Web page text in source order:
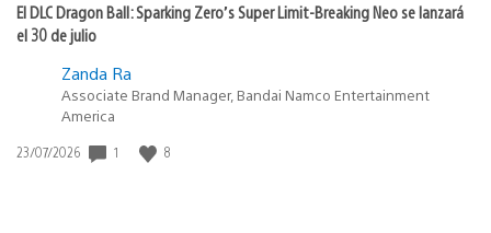
El DLC Dragon Ball: Sparking Zero’s Super Limit-Breaking Neo se lanzará
el 30 de julio
Zanda Ra
Associate Brand Manager, Bandai Namco Entertainment
America
Fecha
23/07/2026 1 8